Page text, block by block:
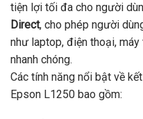
tiện lợi tối đa cho người
Direct, cho phép người
như laptop, điện thoại,
nhanh chóng.
Các tính năng nổi bật về
Epson L1250 bao gồm: